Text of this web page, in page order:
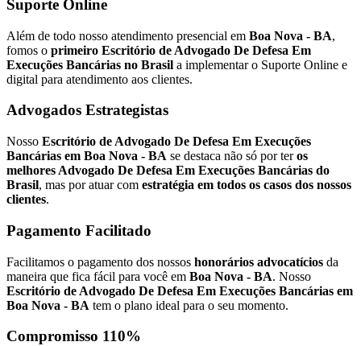
Suporte Online
Além de todo nosso atendimento presencial em Boa Nova - BA,
fomos o primeiro Escritório de Advogado De Defesa Em
Execuções Bancárias no Brasil a implementar o Suporte Online e
digital para atendimento aos clientes.
Advogados Estrategistas
Nosso Escritório de Advogado De Defesa Em Execuções
Bancárias em Boa Nova - BA se destaca não só por teros
melhores Advogado De Defesa Em Execuções Bancárias do
Brasil, mas por atuar com estratégia em todos os casos dos nossos
clientes.
Pagamento Facilitado
Facilitamos o pagamento dos nossos honorários advocatícios da
maneira que fica fácil para você em Boa Nova - BA. Nosso
Escritório de Advogado De Defesa Em Execuções Bancárias em
Boa Nova - BA tem o plano ideal para o seu momento.
Compromisso 110%